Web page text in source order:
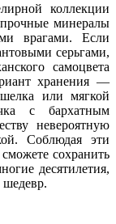
коллекции
прочные минералы
врагами. Если
серьгами,
самоцвета
хранения —
или мягкой
с бархатным
невероятную
Соблюдая эти
сохранить
десятилетия,
шедевр.